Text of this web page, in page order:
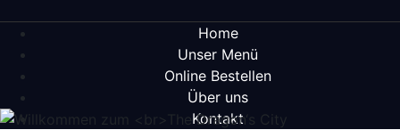
Home
Unser Menü
Online Bestellen
Über uns
Kontakt